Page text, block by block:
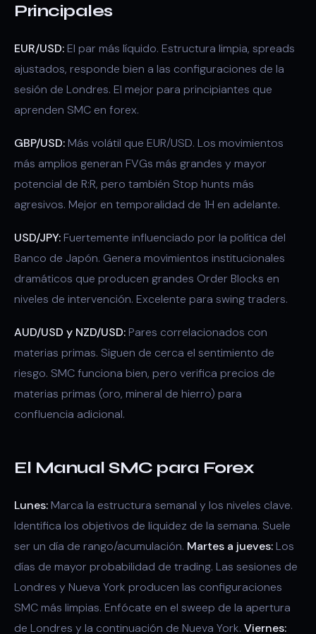
Principales
EUR/USD:El par más líquido. Estructura limpia, spreads
ajustados, responde bien a las configuraciones de la
sesión de Londres. El mejor para principiantes que
aprenden SMC en forex.
GBP/USD:Más volátil que EUR/USD. Los movimientos
más amplios generan FVGs más grandes y mayor
potencial de R:R, pero también Stop hunts más
agresivos. Mejor en temporalidad de 1H en adelante.
USD/JPY:Fuertemente influenciado por la política del
Banco de Japón. Genera movimientos institucionales
dramáticos que producen grandes Order Blocks en
niveles de intervención. Excelente para swing traders.
AUD/USD y NZD/USD:Pares correlacionados con
materias primas. Siguen de cerca el sentimiento de
riesgo. SMC funciona bien, pero verifica precios de
materias primas (oro, mineral de hierro) para
confluencia adicional.
El Manual SMC para Forex
Lunes:Marca la estructura semanal y los niveles clave.
Identifica los objetivos de liquidez de la semana. Suele
ser un día de rango/acumulación. Martes a jueves:Los
días de mayor probabilidad de trading. Las sesiones de
Londres y Nueva York producen las configuraciones
SMC más limpias. Enfócate en el sweep de la apertura
de Londres y la continuación de Nueva York. Viernes: